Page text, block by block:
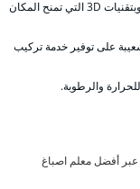
نعمل على توفير رولات ورق جدران حديثة وبتصاميم مميزة وبتقنيات 3D التي تمنح المكان
على توفير خدمة تركيب
والرطوبة.
أفضل معلم اصباغ